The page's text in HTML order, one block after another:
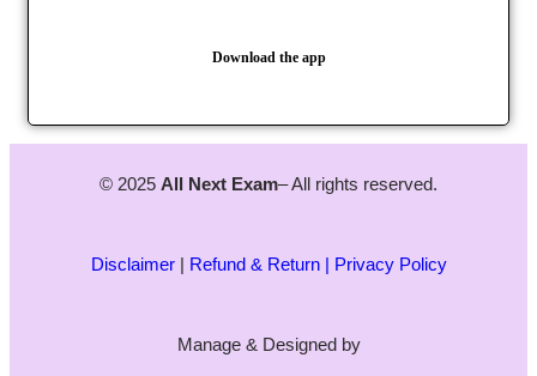
Download the app
© 2025 All Next Exam– All rights reserved.
Disclaimer| Refund & Return | Privacy Policy
Manage & Designed by